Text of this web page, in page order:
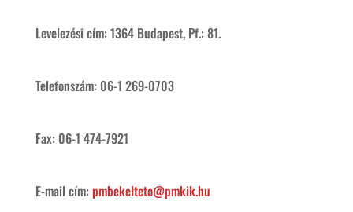
Levelezési cím: 1364 Budapest, Pf.: 81.
Telefonszám: 06-1 269-0703
Fax: 06-1 474-7921
E-mail cím: pmbekelteto@pmkik.hu